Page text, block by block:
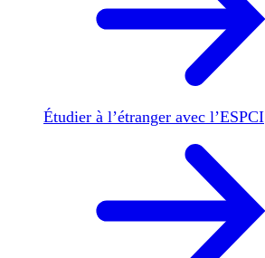
Étudier à l’étranger avec l’ESPCI